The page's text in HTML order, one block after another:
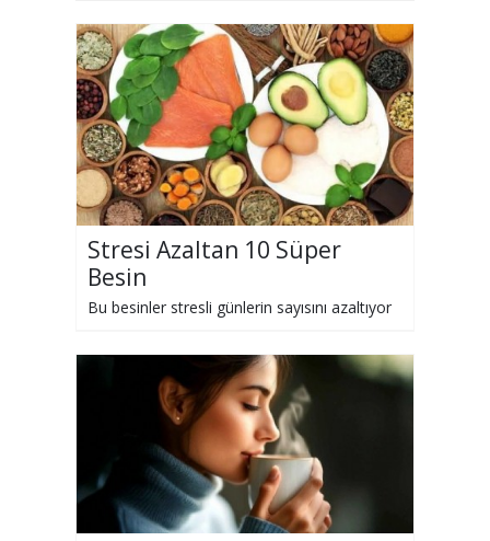
Stresi Azaltan 10 Süper
Besin
Bu besinler stresli günlerin sayısını azaltıyor